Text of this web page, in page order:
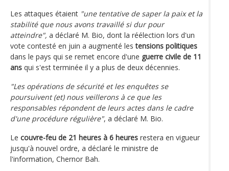
Les attaques étaient "une tentative de saper la paix et la
stabilité que nous avons travaillé si dur pour
atteindre", a déclaré M. Bio, dont la réélection lors d'un
vote contesté en juin a augmenté lestensions politiques
dans le pays qui se remet encore d'une guerre civile de 11
ans qui s'est terminée il y a plus de deux décennies.
"Les opérations de sécurité et les enquêtes se
poursuivent (et) nous veillerons à ce que les
responsables répondent de leurs actes dans le cadre
d'une procédure régulière", a déclaré M. Bio.
Le couvre-feu de 21 heures à 6 heures restera en vigueur
jusqu'à nouvel ordre, a déclaré le ministre de
l'information, Chernor Bah.